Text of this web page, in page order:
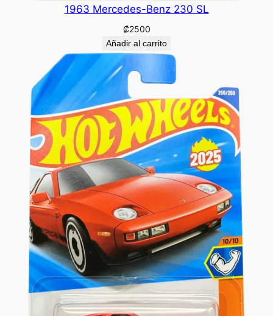
1963 Mercedes-Benz 230 SL
₡2500
Añadir al carrito